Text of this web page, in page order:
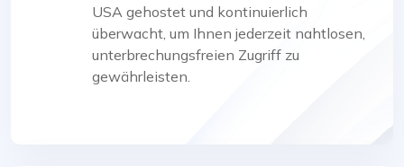
USA gehostet und kontinuierlich
überwacht, um Ihnen jederzeit nahtlosen,
unterbrechungsfreien Zugriff zu
gewährleisten.